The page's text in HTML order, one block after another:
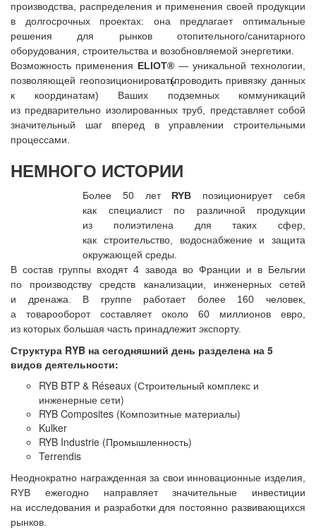
производства, распределения и применения своей продукции
в долгосрочных проектах: она предлагает оптимальные
решения для рынков отопительного/санитарного
оборудования, строительства и возобновляемой энергетики.
Возможность применения ELIOT® — уникальной технологии,
позволяющей геопозиционировать(проводитьпривязку данных
к координатам) Ваших подземных коммуникаций
из предварительно изолированных труб, представляет собой
значительный шаг вперед в управлении строительными
процессами.
НЕМНОГО ИСТОРИИ
Более 50 лет RYB позиционирует себя
как специалист по различной продукции
из полиэтилена для таких сфер,
как строительство, водоснабжение и защита
окружающей среды.
В состав группы входят 4 завода во Франции и в Бельгии
по производству средств канализации, инженерных сетей
и дренажа. В группе работает более 160 человек,
а товарооборот составляет около 60 миллионов евро,
из которых большая часть принадлежит экспорту.
Структура RYB на сегодняшний день разделена на 5
видов деятельности:
RYB BTP & Réseaux (Строительный комплекс и
инженерные сети)
RYB Composites (Композитные материалы)
Kulker
RYB Industrie (Промышленность)
Terrendis
Неоднократно награжденная за свои инновационные изделия,
RYB ежегодно направляет значительные инвестиции
на исследования и разработки для постоянно развивающихся
рынков.